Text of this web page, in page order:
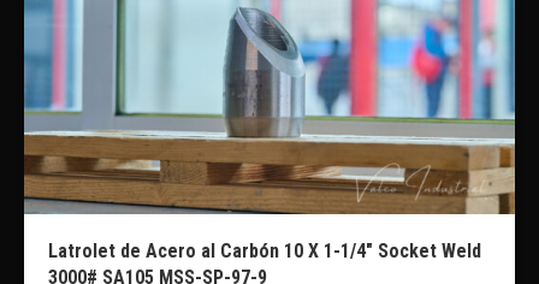
Latrolet de Acero al Carbón 10 X 1-1/4″ Socket Weld
3000# SA105 MSS-SP-97-9